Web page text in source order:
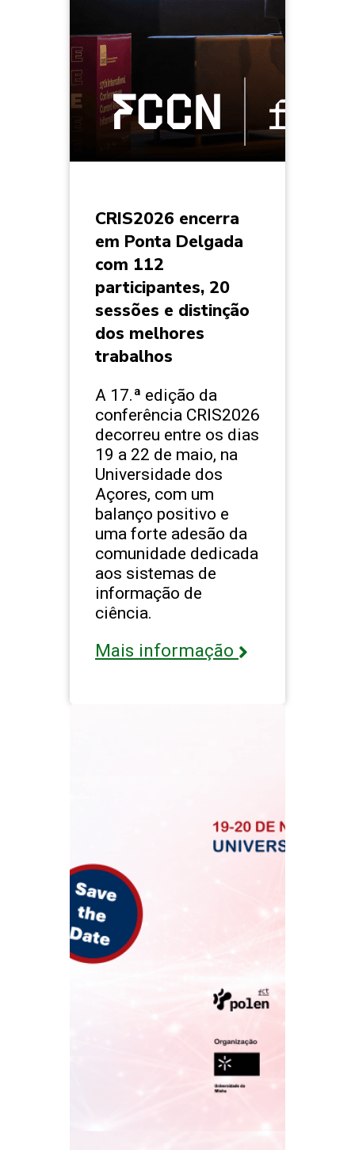
CRIS2026 encerra
em Ponta Delgada
com 112
participantes, 20
sessões e distinção
dos melhores
trabalhos
A 17.ª edição da
conferência CRIS2026
decorreu entre os dias
19 a 22 de maio, na
Universidade dos
Açores, com um
balanço positivo e
uma forte adesão da
comunidade dedicada
aos sistemas de
informação de
ciência.
Mais informação